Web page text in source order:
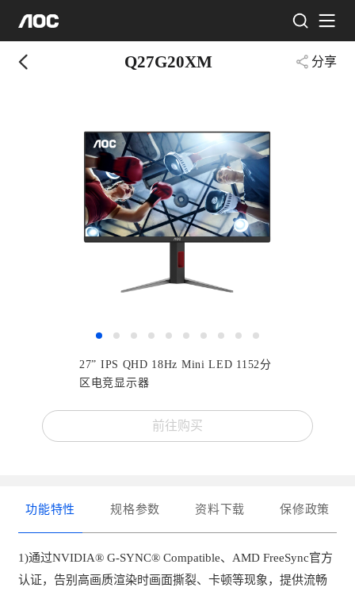
Q27G20XM 分享
27” IPS QHD 18Hz Mini LED 1152分
区电竞显示器
前往购买
功能特性 规格参数 资料下载 保修政策
1)通过NVIDIA® G-SYNC® Compatible、AMD FreeSync官方
认证，告别高画质渲染时画面撕裂、卡顿等现象，提供流畅